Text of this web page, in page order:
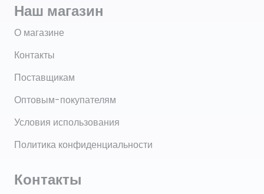
Наш магазин
О магазине
Контакты
Поставщикам
Оптовым-покупателям
Условия использования
Политика конфиденциальности
Контакты